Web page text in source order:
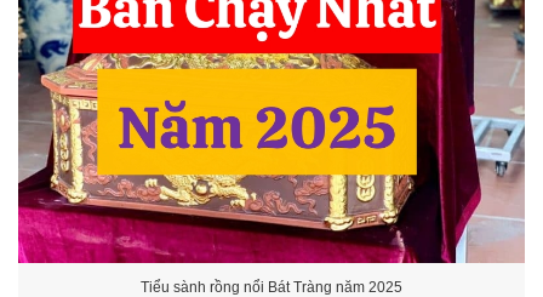
Tiểu sành rồng nổi Bát Tràng năm 2025